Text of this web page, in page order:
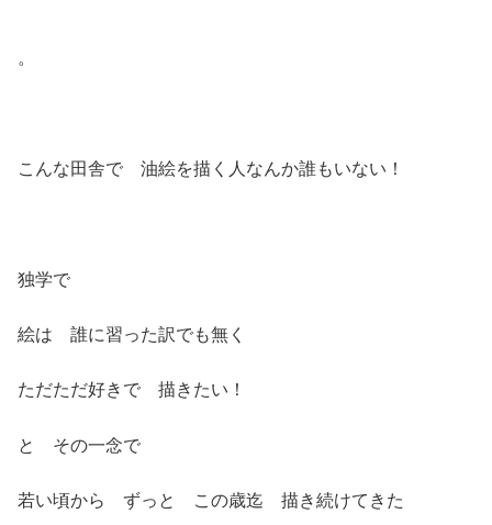
。
こんな田舎で 油絵を描く人なんか誰もいない！
独学で
絵は 誰に習った訳でも無く
ただただ好きで 描きたい！
と その一念で
若い頃から ずっと この歳迄 描き続けてきた